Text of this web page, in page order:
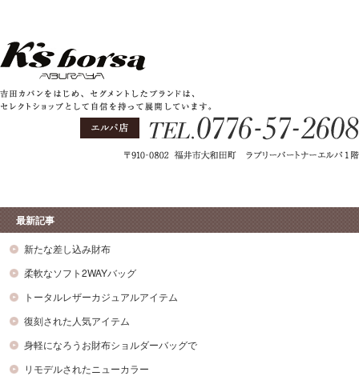
最新記事
新たな差し込み財布
柔軟なソフト2WAYバッグ
トータルレザーカジュアルアイテム
復刻された人気アイテム
身軽になろうお財布ショルダーバッグで
リモデルされたニューカラー